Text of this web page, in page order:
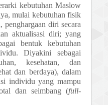
kebutuhan Maslow
mulai kebutuhan fisik
penghargaan diri secara
aktualisasi diri; yang
bentuk kebutuhan
Diyakini sebagai
kesehatan, dan
dan berdaya), dalam
individu yang mampu
dan seimbang (full-